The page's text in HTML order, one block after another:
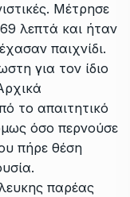
Μέτρησε
λεπτά και ήταν
παιχνίδι.
για τον ίδιο
το απαιτητικό
όσο περνούσε
πήρε θέση
παρέας